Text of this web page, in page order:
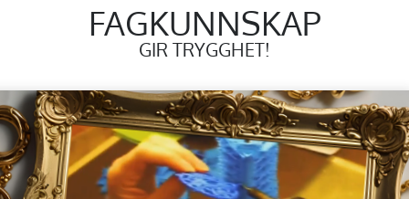
FAGKUNNSKAP
GIR TRYGGHET!